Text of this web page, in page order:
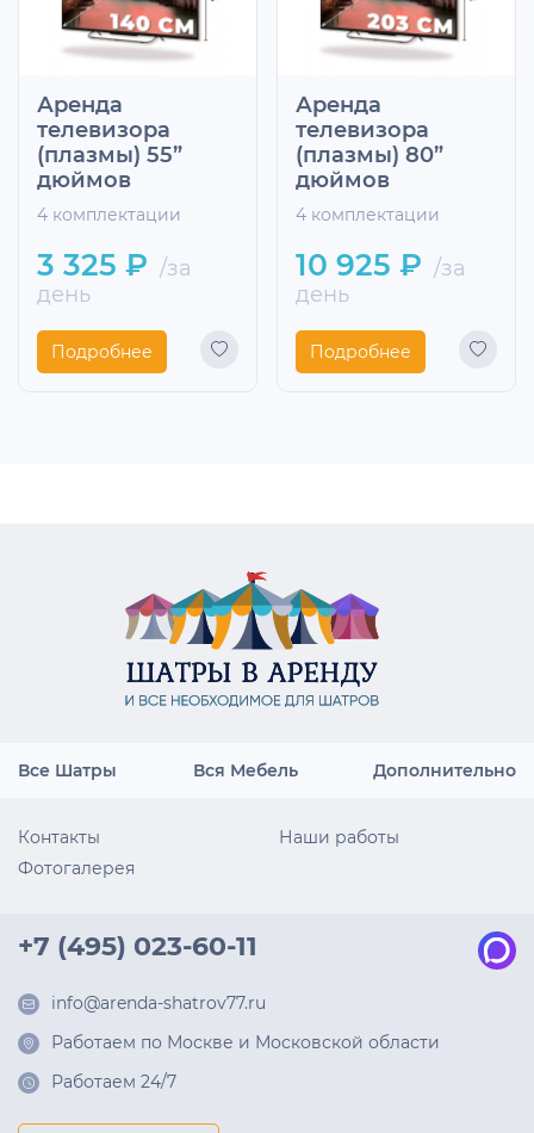
Аренда
телевизора
(плазмы) 55”
дюймов
4 комплектации
3 325 ₽ /за
день
Подробнее
Аренда
телевизора
(плазмы) 80”
дюймов
4 комплектации
10 925 ₽ /за
день
Подробнее
Все Шатры Вся Мебель Дополнительно
Контакты
Наши работы
Фотогалерея
+7 (495) 023-60-11
info@arenda-shatrov77.ru
Работаем по Москве и Московской области
Работаем 24/7